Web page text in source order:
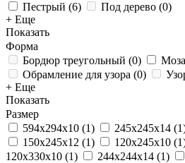
Пестрый (6) Под дерево (0)
+ Еще
Показать
Форма
Бордюр треугольный (0)
Обрамление для узора (0)
+ Еще
Показать
Размер
594х294х10 (1) 245x245x14 (1
150x245x12 (1) 120x245x10 (1
120x330x10 (1) 244x244x14 (1)